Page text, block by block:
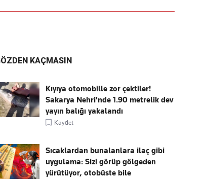
KAÇMASIN
Kıyıya otomobille zor çektiler!
Sakarya Nehri'nde 1.90 metrelik dev
yayın balığı yakalandı
Kaydet
Sıcaklardan bunalanlara ilaç gibi
uygulama: Sizi görüp gölgeden
yürütüyor, otobüste bile